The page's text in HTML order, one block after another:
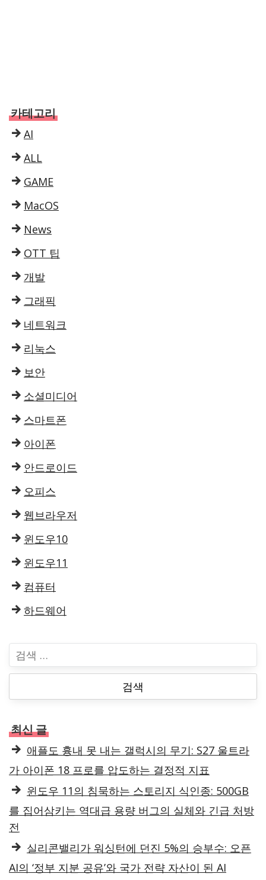
카테고리
AI
ALL
GAME
MacOS
News
OTT 팁
개발
그래픽
네트워크
리눅스
보안
소셜미디어
스마트폰
아이폰
안드로이드
오피스
웹브라우저
윈도우10
윈도우11
컴퓨터
하드웨어
검
색
최신 글
애플도 흉내 못 내는 갤럭시의 무기: S27 울트라
가 아이폰 18 프로를 압도하는 결정적 지표
윈도우 11의 침묵하는 스토리지 식인종: 500GB
를 집어삼키는 역대급 용량 버그의 실체와 긴급 처방
전
실리콘밸리가 워싱턴에 던진 5%의 승부수: 오픈
AI의 ‘정부 지분 공유’와 국가 전략 자산이 된 AI